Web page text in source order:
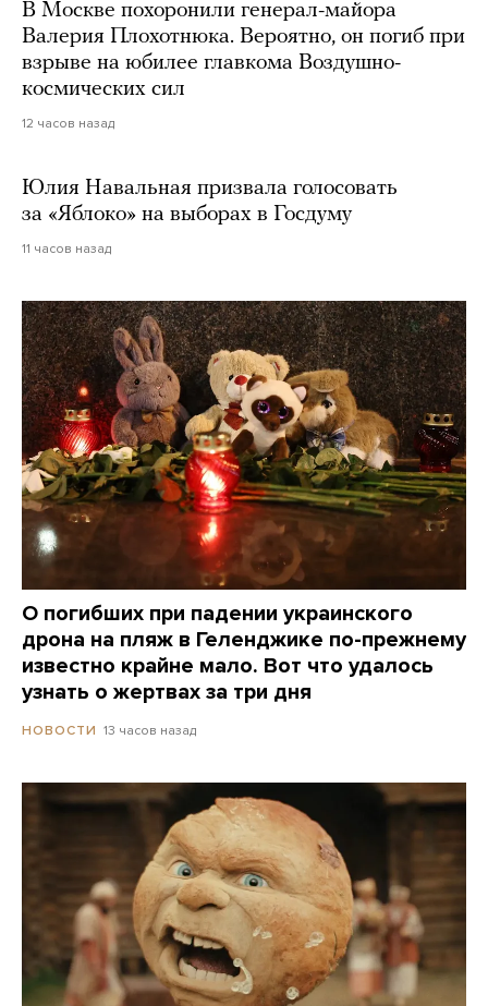
В Москве похоронили генерал-майора
Валерия Плохотнюка. Вероятно, он погиб при
взрыве на юбилее главкома Воздушно-
космических сил
12 часов назад
Юлия Навальная призвала голосовать
за «Яблоко» на выборах в Госдуму
11 часов назад
О погибших при падении украинского
дрона на пляж в Геленджике по-прежнему
известно крайне мало. Вот что удалось
узнать о жертвах за три дня
НОВОСТИ 13 часов назад